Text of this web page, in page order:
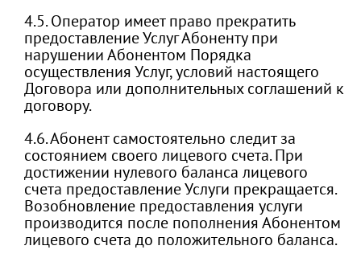
4.5. Оператор имеет право прекратить
предоставление Услуг Абоненту при
нарушении Абонентом Порядка
осуществления Услуг, условий настоящего
Договора или дополнительных соглашений к
договору.
4.6. Абонент самостоятельно следит за
состоянием своего лицевого счета. При
достижении нулевого баланса лицевого
счета предоставление Услуги прекращается.
Возобновление предоставления услуги
производится после пополнения Абонентом
лицевого счета до положительного баланса.